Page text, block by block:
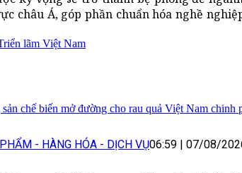
châu Á, góp phần chuẩn hóa nghề
lãm Việt Nam
chế biến mở đường cho rau quả Việt Nam chinh
- HÀNG HÓA - DỊCH VỤ06:59 07/08/